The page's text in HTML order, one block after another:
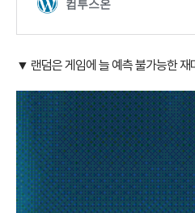
▼ 랜덤은 게임에 늘 예측 불가능한 재